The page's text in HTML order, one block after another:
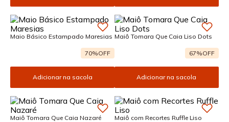
Maio Básico Estampado Maresias
70%OFF
Adicionar na sacola
Maiô Tomara Que Caia Liso Dots
67%OFF
Adicionar na sacola
Maiô Tomara Que Caia Nazaré Maiô com Recortes Ruffle Liso